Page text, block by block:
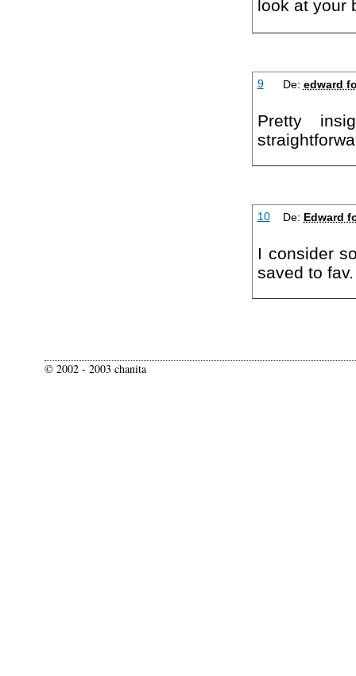
look at your
9 De: edward
Pretty
10 De: Edward
I consider
saved to
© 2002 - 2003 chanita